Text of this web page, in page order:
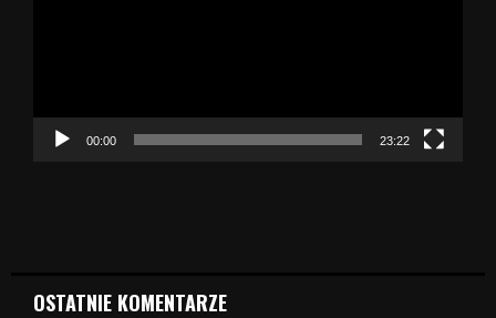
c
00:00 23:22
OSTATNIE KOMENTARZE